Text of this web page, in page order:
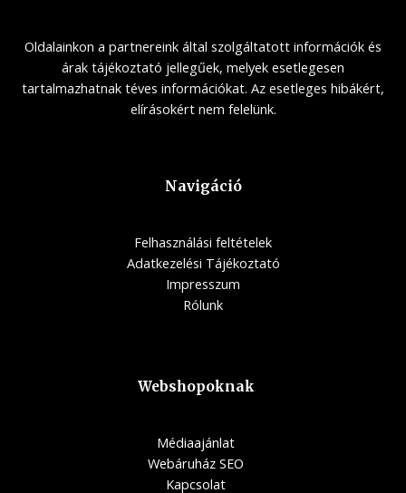
Oldalainkon a partnereink által szolgáltatott információk és
árak tájékoztató jellegűek, melyek esetlegesen
tartalmazhatnak téves információkat. Az esetleges hibákért,
elírásokért nem felelünk.
Navigáció
Felhasználási feltételek
Adatkezelési Tájékoztató
Impresszum
Rólunk
Webshopoknak
Médiaajánlat
Webáruház SEO
Kapcsolat